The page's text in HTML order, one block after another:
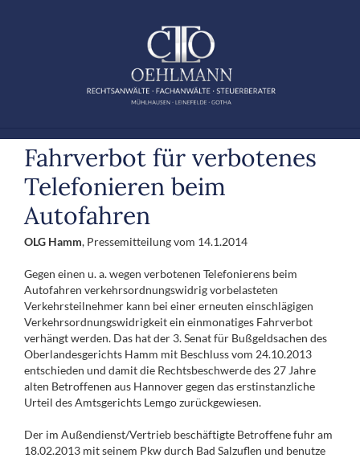
Fahrverbot für verbotenes
Telefonieren beim
Autofahren
OLG Hamm, Pressemitteilung vom 14.1.2014
Gegen einen u. a. wegen verbotenen Telefonierens beim
Autofahren verkehrsordnungswidrig vorbelasteten
Verkehrsteilnehmer kann bei einer erneuten einschlägigen
Verkehrsordnungswidrigkeit ein einmonatiges Fahrverbot
verhängt werden. Das hat der 3. Senat für Bußgeldsachen des
Oberlandesgerichts Hamm mit Beschluss vom 24.10.2013
entschieden und damit die Rechtsbeschwerde des 27 Jahre
alten Betroffenen aus Hannover gegen das erstinstanzliche
Urteil des Amtsgerichts Lemgo zurückgewiesen.
Der im Außendienst/Vertrieb beschäftigte Betroffene fuhr am
18.02.2013 mit seinem Pkw durch Bad Salzuflen und benutze